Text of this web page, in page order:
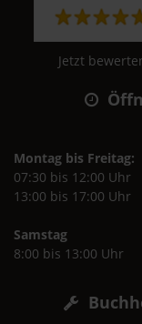
Jetzt
Montag bis Freitag:
07:30 bis 12:00 Uhr
13:00 bis 17:00 Uhr
Samstag
8:00 bis 13:00 Uhr